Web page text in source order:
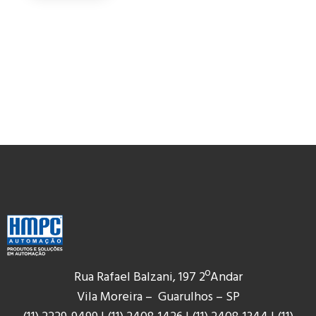
Rua Rafael Balzani, 197 2ºAndar
Vila Moreira – Guarulhos – SP